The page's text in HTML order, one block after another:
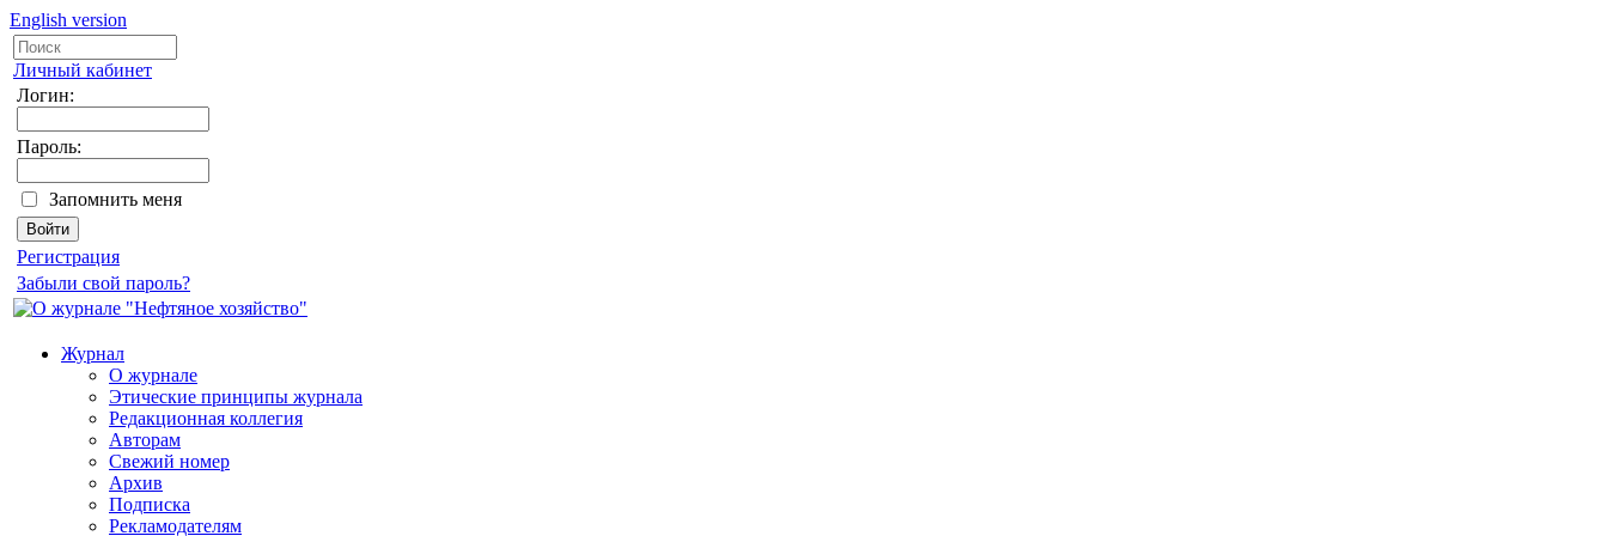
English version
Личный кабинет
Логин:
Пароль:
Запомнить меня
Регистрация
Забыли свой пароль?
Журнал
О журнале
Этические принципы журнала
Редакционная коллегия
Авторам
Свежий номер
Архив
Подписка
Рекламодателям